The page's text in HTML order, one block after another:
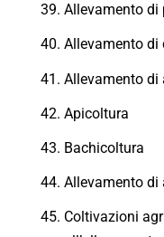
Allevamento di
Allevamento di
Allevamento di
Apicoltura
Bachicoltura
Allevamento di
Coltivazioni